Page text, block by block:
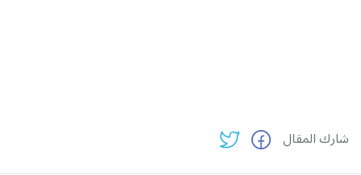
شارك المقال